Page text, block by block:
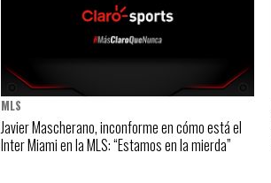
MLS
Javier Mascherano, inconforme en cómo está el
Inter Miami en la MLS: “Estamos en la mierda”